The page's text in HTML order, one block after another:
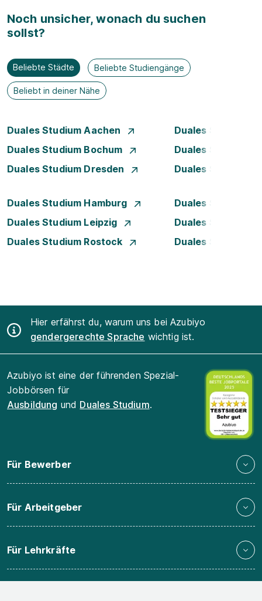
Noch unsicher, wonach du suchen
sollst?
Beliebte Städte Beliebte Studiengänge
Beliebt in deiner Nähe
Duales Studium Aachen
Duales Studium
Duales Studium Bochum
Duales Studium
Duales Studium Dresden
Duales Studium
Duales Studium Hamburg
Duales Studium
Duales Studium Leipzig
Duales Studium
Duales Studium Rostock
Duales Studium
Hier erfährst du, warum uns bei Azubiyo
gendergerechte Sprache wichtig ist.
Azubiyo ist eine der führenden Spezial-
Jobbörsen für
Ausbildung und Duales Studium.
Für Bewerber
Für Arbeitgeber
Für Lehrkräfte